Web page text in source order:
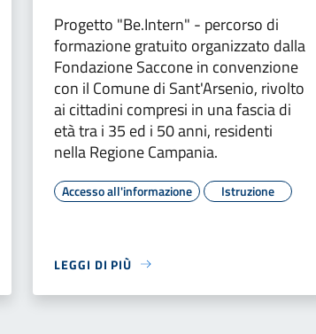
Progetto "Be.Intern" - percorso di
formazione gratuito organizzato dalla
Fondazione Saccone in convenzione
con il Comune di Sant'Arsenio, rivolto
ai cittadini compresi in una fascia di
età tra i 35 ed i 50 anni, residenti
nella Regione Campania.
Accesso all'informazione Istruzione
LEGGI DI PIÙ